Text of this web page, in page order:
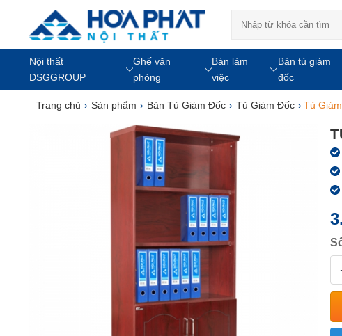
Nội thất
DSGGROUP
Ghế văn
phòng
Bàn làm
việc
Bàn tủ giám
đốc
Trang chủ › Sản phẩm › Bàn Tủ Giám Đốc › Tủ Giám Đốc › Tủ